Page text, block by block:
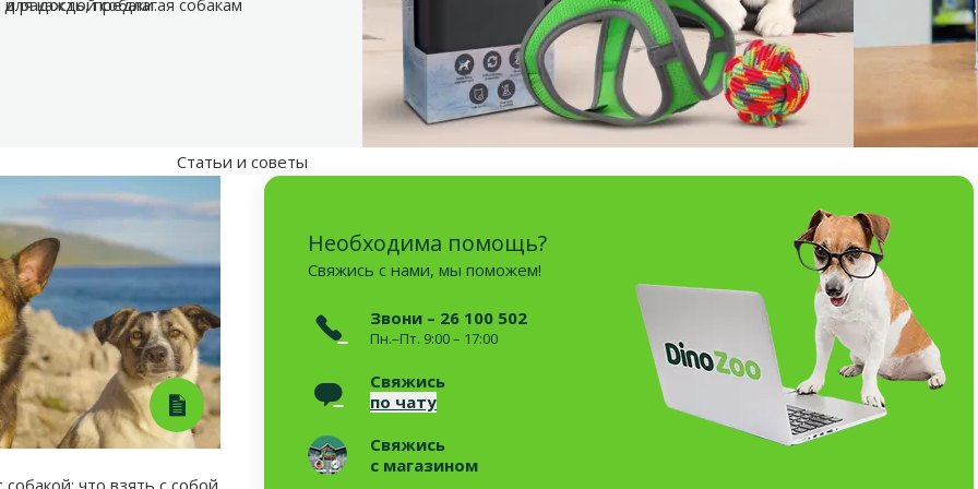
Статьи и советы
Необходима помощь?
Свяжись с нами, мы поможем!
Звони – 26 100 502
Пн.–Пт. 9:00 – 17:00
Свяжись
по чату
Свяжись
с магазином
что взять с собой